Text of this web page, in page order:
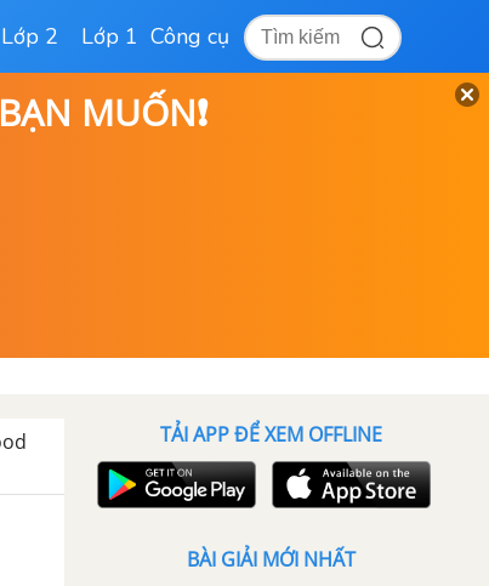
Lớp 2 Lớp 1 Công cụ
MUỐN❗
TẢI APP ĐỂ XEM OFFLINE
BÀI GIẢI MỚI NHẤT